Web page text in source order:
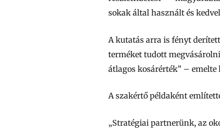
sokak által használt és
A kutatás arra is fényt
terméket tudott
átlagos kosárérték” – emelte
A szakértő példaként
„Stratégiai partnerünk, az